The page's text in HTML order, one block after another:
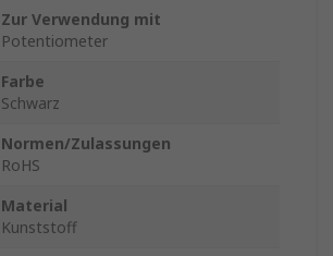
Zur Verwendung mit
Potentiometer
Farbe
Schwarz
Normen/Zulassungen
RoHS
Material
Kunststoff